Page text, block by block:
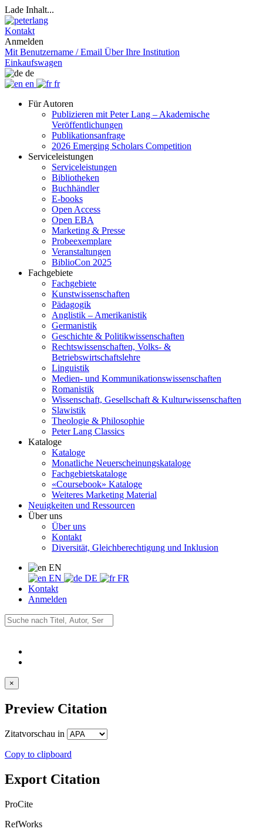
Lade Inhalt...
Kontakt
Anmelden
Mit Benutzername / Email Über Ihre Institution
Einkaufswagen
de
en
fr
Für Autoren
Publizieren mit Peter Lang – Akademische
Veröffentlichungen
Publikationsanfrage
2026 Emerging Scholars Competition
Serviceleistungen
Serviceleistungen
Bibliotheken
Buchhändler
E-books
Open Access
Open EBA
Marketing & Presse
Probeexemplare
Veranstaltungen
BiblioCon 2025
Fachgebiete
Fachgebiete
Kunstwissenschaften
Pädagogik
Anglistik – Amerikanistik
Germanistik
Geschichte & Politikwissenschaften
Rechtswissenschaften, Volks- &
Betriebswirtschaftslehre
Linguistik
Medien- und Kommunikationswissenschaften
Romanistik
Wissenschaft, Gesellschaft & Kulturwissenschaften
Slawistik
Theologie & Philosophie
Peter Lang Classics
Kataloge
Kataloge
Monatliche Neuerscheinungskataloge
Fachgebietskataloge
«Coursebook» Kataloge
Weiteres Marketing Material
Neuigkeiten und Ressourcen
Über uns
Über uns
Kontakt
Diversität, Gleichberechtigung und Inklusion
EN
EN
DE
FR
Kontakt
Anmelden
×
Preview Citation
Zitatvorschau in
Copy to clipboard
Export Citation
ProCite
RefWorks